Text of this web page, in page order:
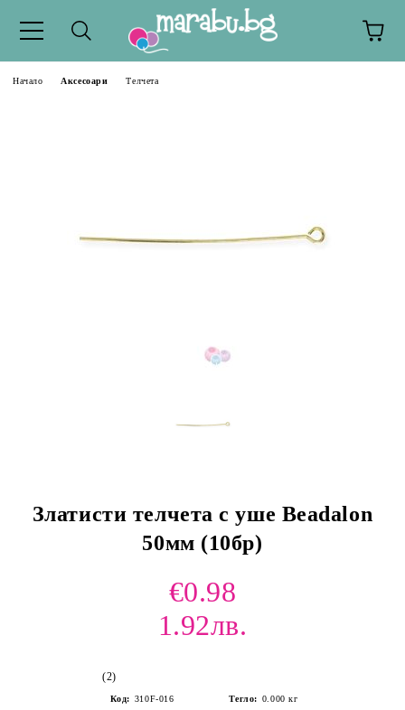
Начало Аксесоари Телчета
Златисти телчета с уше Beadalon
50мм (10бр)
€0.98
1.92лв.
(2)
Код: 310F-016 Тегло: 0.000 кг